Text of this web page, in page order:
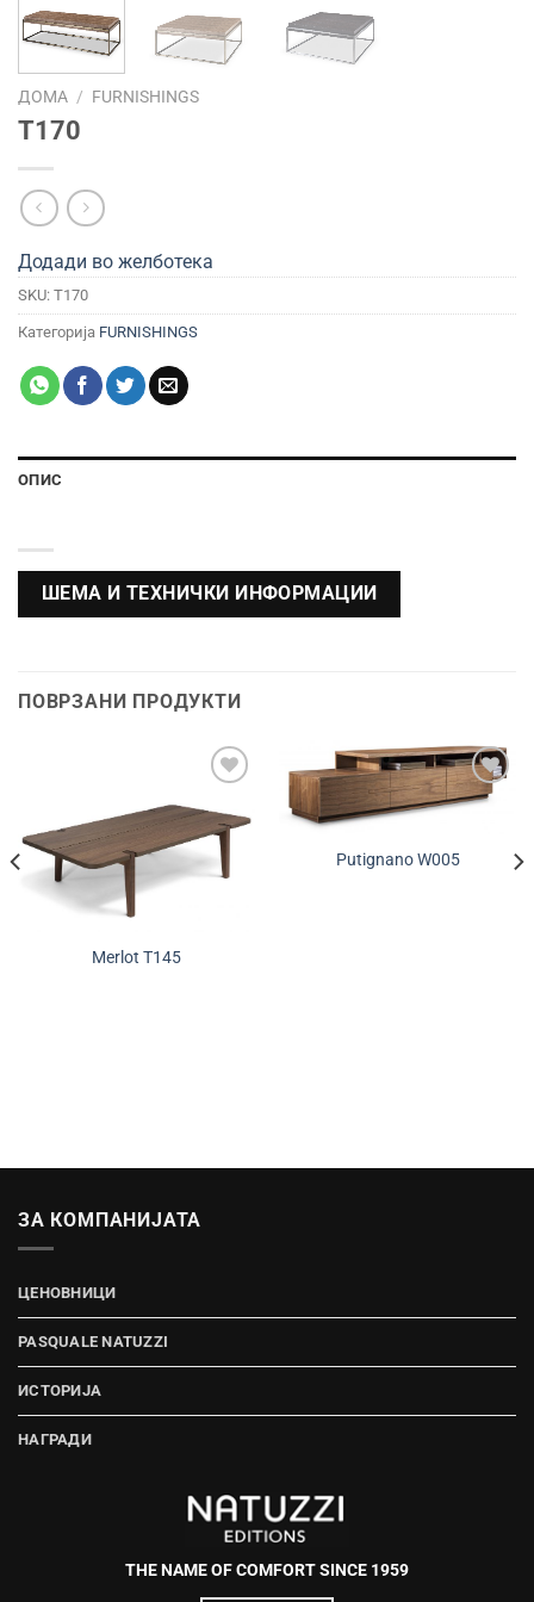
ДОМА / FURNISHINGS
T170
Додади во желботека
SKU: T170
Категорија FURNISHINGS
ОПИС
ШЕМА И ТЕХНИЧКИ ИНФОРМАЦИИ
ПОВРЗАНИ ПРОДУКТИ
желботека
Merlot T145
Додади во
Putignano W005
ЗА КОМПАНИЈАТА
ЦЕНОВНИЦИ
PASQUALE NATUZZI
ИСТОРИЈА
НАГРАДИ
THE NAME OF COMFORT SINCE 1959